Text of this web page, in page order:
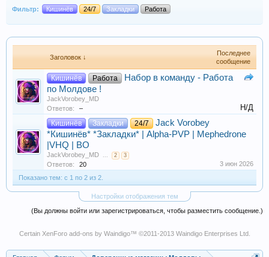
Фильтр: Кишинёв 24/7 Закладки Работа
Заголовок ↓
Последнее
сообщение
Кишинёв Работа
Набор в команду - Работа
по Молдове !
JackVorobey_MD
Ответов:
– Н/Д
Кишинёв Закладки 24/7
Jack Vorobey
*Кишинёв* *Закладки* | Alpha-PVP | Mephedrone
|VHQ | BO
JackVorobey_MD ... 2 3
Ответов: 20
3 июн 2026
Показано тем: с 1 по 2 из 2.
Настройки отображения тем
(Вы должны войти или зарегистрироваться, чтобы разместить сообщение.)
Certain XenForo add-ons by Waindigo™ ©2011-2013 Waindigo Enterprises Ltd.